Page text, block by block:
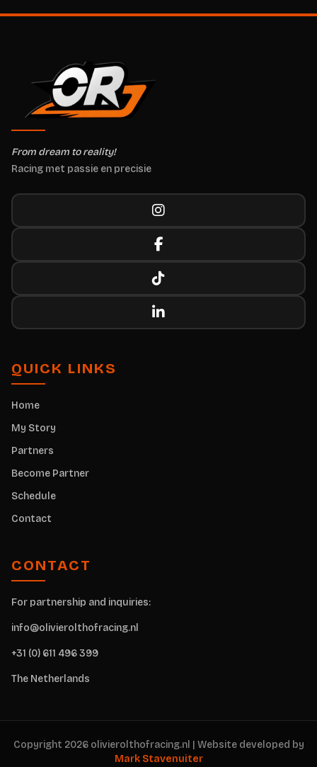
From dream to reality!
Racing met passie en precisie
QUICK LINKS
Home
My Story
Partners
Become Partner
Schedule
Contact
CONTACT
For partnership and inquiries:
info@olivierolthofracing.nl
+31 (0) 611 496 399
The Netherlands
Copyright 2026 olivierolthofracing.nl | Website developed by
Mark Stavenuiter